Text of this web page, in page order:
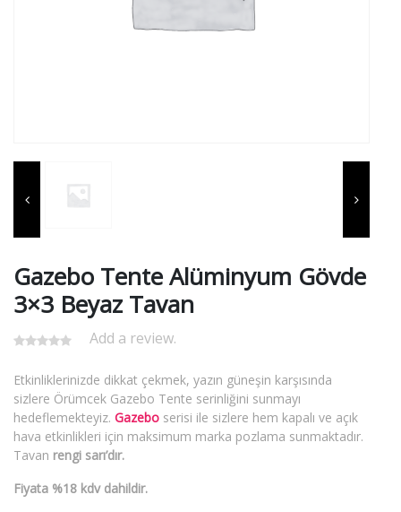
Gazebo Tente Alüminyum Gövde
3×3 Beyaz Tavan
Add a review.
Etkinliklerinizde dikkat çekmek, yazın güneşin karşısında
sizlere Örümcek Gazebo Tente serinliğini sunmayı
hedeflemekteyiz. Gazebo serisi ile sizlere hem kapalı ve açık
hava etkinlikleri için maksimum marka pozlama sunmaktadır.
Tavan rengi sarı’dır.
Fiyata %18 kdv dahildir.